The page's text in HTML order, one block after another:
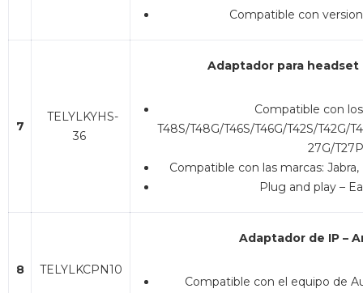
Compatible con
7
TELYLKYHS-
36
Adaptador para headset
Compatible con
T48S/T48G/T46S/T46G/T42S/T42G/
27G/
Compatible con las marcas:
Plug and play –
8 TELYLKCPN10
Adaptador de IP –
Compatible con el equipo de